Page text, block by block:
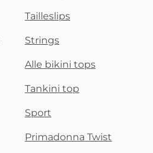
Tailleslips
Strings
Alle bikini tops
Tankini top
Sport
Primadonna Twist